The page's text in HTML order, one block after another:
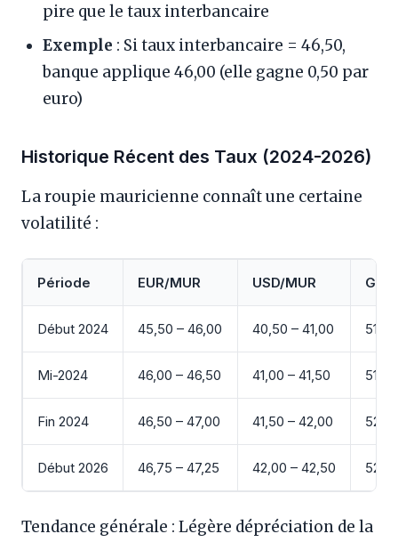
pire que le taux interbancaire
Exemple : Si taux interbancaire = 46,50,
banque applique 46,00 (elle gagne 0,50 par
euro)
Historique Récent des Taux (2024-2026)
La roupie mauricienne connaît une certaine
volatilité :
Période EUR/MUR USD/MUR
Début 2024 45,50 – 46,00 40,50 – 41,00
Mi-2024 46,00 – 46,50 41,00 – 41,50
Fin 2024 46,50 – 47,00 41,50 – 42,00
Début 2026 46,75 – 47,25 42,00 – 42,50
Tendance générale : Légère dépréciation de la